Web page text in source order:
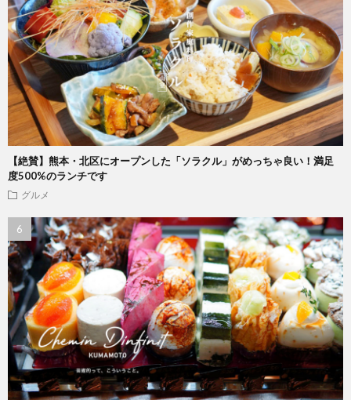
【絶賛】熊本・北区にオープンした「ソラクル」がめっちゃ良い！満足
度500%のランチです
グルメ